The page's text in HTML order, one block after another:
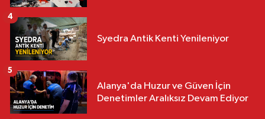
Syedra Antik Kenti Yenileniyor
4
Alanya'da Huzur ve Güven İçin
Denetimler Aralıksız Devam Ediyor
5